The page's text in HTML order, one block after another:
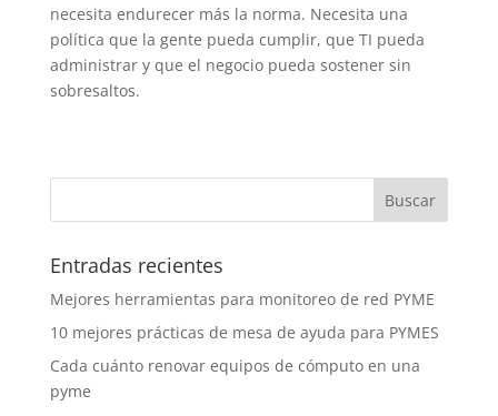
necesita endurecer más la norma. Necesita una
política que la gente pueda cumplir, que TI pueda
administrar y que el negocio pueda sostener sin
sobresaltos.
Entradas recientes
Mejores herramientas para monitoreo de red PYME
10 mejores prácticas de mesa de ayuda para PYMES
Cada cuánto renovar equipos de cómputo en una
pyme